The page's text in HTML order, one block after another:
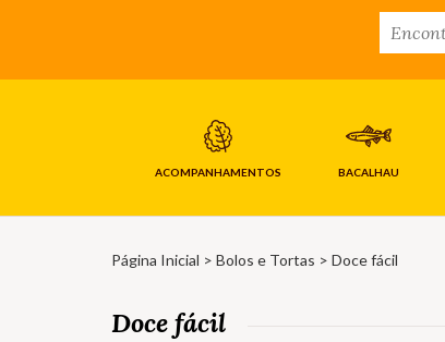
ACOMPANHAMENTOS BACALHAU
Página Inicial > Bolos e Tortas > Doce fácil
Doce fácil